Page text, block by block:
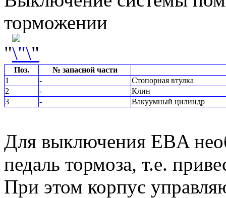
торможении
"
"
Поз.
№ запасной части
1
-
Стопорная втулка
2
-
Клин
3
- Вакуумный цилиндр
Для выключения EBA
педаль тормоза, т.е.
При этом корпус